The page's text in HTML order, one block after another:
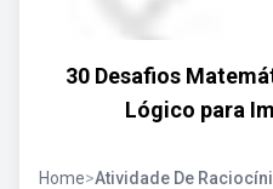
30 Desafios
Lógico para
Home>Atividade De